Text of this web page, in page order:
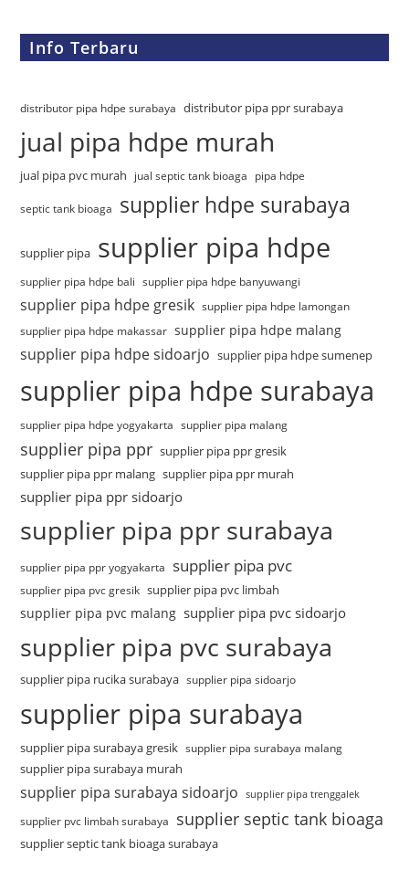
Info Terbaru
distributor pipa hdpe surabaya distributor pipa ppr surabaya
jual pipa hdpe murah
jual pipa pvc murah jual septic tank bioaga pipa hdpe
septic tank bioaga supplier hdpe surabaya
supplier pipa supplier pipa hdpe
supplier pipa hdpe bali supplier pipa hdpe banyuwangi
supplier pipa hdpe gresik supplier pipa hdpe lamongan
supplier pipa hdpe makassar supplier pipa hdpe malang
supplier pipa hdpe sidoarjo supplier pipa hdpe sumenep
supplier pipa hdpe surabaya
supplier pipa hdpe yogyakarta supplier pipa malang
supplier pipa ppr supplier pipa ppr gresik
supplier pipa ppr malang supplier pipa ppr murah
supplier pipa ppr sidoarjo
supplier pipa ppr surabaya
supplier pipa ppr yogyakarta supplier pipa pvc
supplier pipa pvc gresik supplier pipa pvc limbah
supplier pipa pvc malang supplier pipa pvc sidoarjo
supplier pipa pvc surabaya
supplier pipa rucika surabaya supplier pipa sidoarjo
supplier pipa surabaya
supplier pipa surabaya gresik supplier pipa surabaya malang
supplier pipa surabaya murah
supplier pipa surabaya sidoarjo supplier pipa trenggalek
supplier pvc limbah surabaya supplier septic tank bioaga
supplier septic tank bioaga surabaya